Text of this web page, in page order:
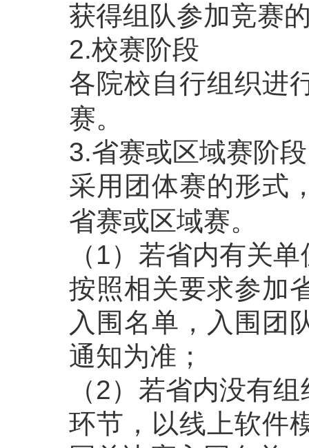
获得组队参加竞赛
2.校赛阶段
各院校自行组织进
赛。
3.省赛或区域赛阶段
采用团体赛的形式
省赛或区域赛。
（1）若省内有关
按照相关要求参加
入围名单，入围团
通知为准；
（2）若省内没有
环节，以线上软件